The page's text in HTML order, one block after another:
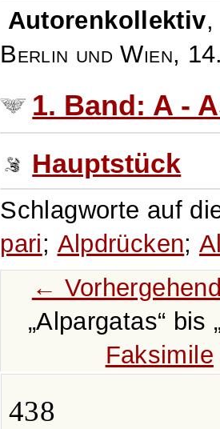
Autorenkollektiv
Berlin und Wien,
1. Band: A -
Hauptstück
Schlagworte auf
pari; Alpdrücken;
←
Alpargatas
bis
Faksimile
438